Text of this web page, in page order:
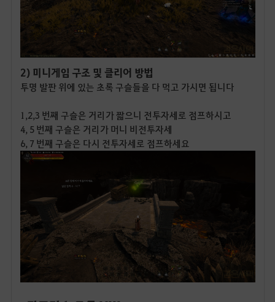
2) 미니게임 구조 및 클리어 방법
투명 발판 위에 있는 초록 구슬들을 다 먹고 가시면 됩니다
1,2,3 번째 구슬은 거리가 짧으니 전투자세로 점프하시고
4, 5 번째 구슬은 거리가 머니 비전투자세
6, 7 번째 구슬은 다시 전투자세로 점프하세요